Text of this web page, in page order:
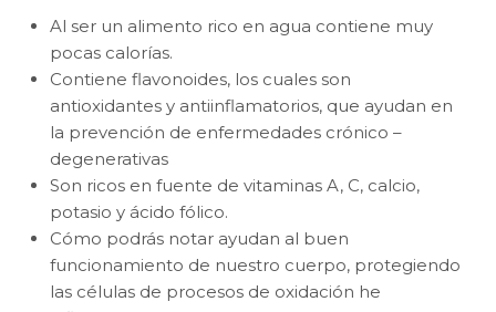
Al ser un alimento rico en agua contiene muy
pocas calorías.
Contiene flavonoides, los cuales son
antioxidantes y antiinflamatorios, que ayudan en
la prevención de enfermedades crónico –
degenerativas
Son ricos en fuente de vitaminas A, C, calcio,
potasio y ácido fólico.
Cómo podrás notar ayudan al buen
funcionamiento de nuestro cuerpo, protegiendo
las células de procesos de oxidación he